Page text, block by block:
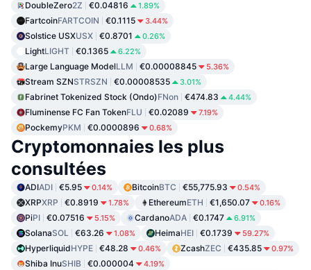
DoubleZero2Z €0.04816 1.89%
FartcoinFARTCOIN €0.1115 3.44%
Solstice USXUSX €0.8701 0.26%
LightLIGHT €0.1365 6.22%
Large Language ModelLLM €0.00008845 5.36%
Stream SZNSTRSZN €0.00008535 3.01%
Fabrinet Tokenized Stock (Ondo)FNon €474.83 4.44%
Fluminense FC Fan TokenFLU €0.02089 7.19%
PockemyPKM €0.0000896 0.68%
Cryptomonnaies les plus
consultées
ADIADI €5.95 0.14% BitcoinBTC €55,775.93 0.54%
XRPXRP €0.8919 1.78% EthereumETH €1,650.07 0.16%
PiPI €0.07516 5.15% CardanoADA €0.1747 6.91%
SolanaSOL €63.26 1.08% HeimaHEI €0.1739 59.27%
HyperliquidHYPE €48.28 0.46% ZcashZEC €435.85 0.97%
Shiba InuSHIB €0.000004 4.19%